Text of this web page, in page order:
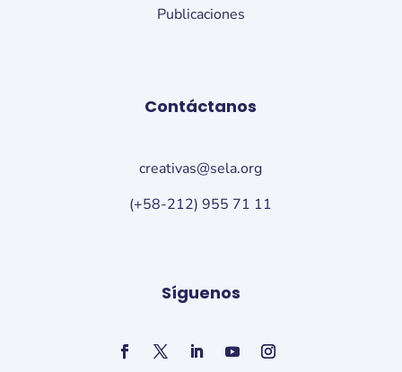
Publicaciones
Contáctanos
creativas@sela.org
(+58-212) 955 71 11
Síguenos